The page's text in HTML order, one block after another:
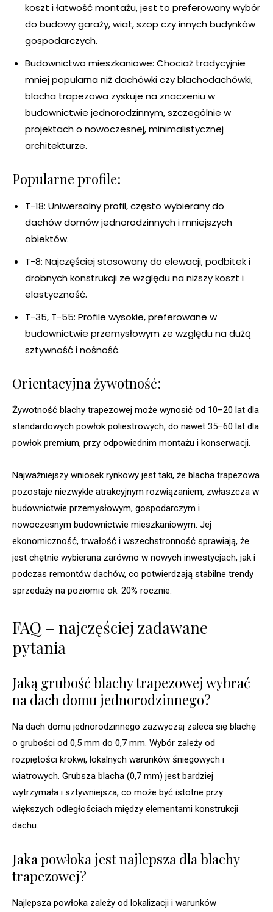
koszt i łatwość montażu, jest to preferowany wybór
do budowy garaży, wiat, szop czy innych budynków
gospodarczych.
Budownictwo mieszkaniowe: Chociaż tradycyjnie
mniej popularna niż dachówki czy blachodachówki,
blacha trapezowa zyskuje na znaczeniu w
budownictwie jednorodzinnym, szczególnie w
projektach o nowoczesnej, minimalistycznej
architekturze.
Popularne profile:
T-18: Uniwersalny profil, często wybierany do
dachów domów jednorodzinnych i mniejszych
obiektów.
T-8: Najczęściej stosowany do elewacji, podbitek i
drobnych konstrukcji ze względu na niższy koszt i
elastyczność.
T-35, T-55: Profile wysokie, preferowane w
budownictwie przemysłowym ze względu na dużą
sztywność i nośność.
Orientacyjna żywotność:
Żywotność blachy trapezowej może wynosić od 10–20 lat dla
standardowych powłok poliestrowych, do nawet 35–60 lat dla
powłok premium, przy odpowiednim montażu i konserwacji.
Najważniejszy wniosek rynkowy jest taki, że blacha trapezowa
pozostaje niezwykle atrakcyjnym rozwiązaniem, zwłaszcza w
budownictwie przemysłowym, gospodarczym i
nowoczesnym budownictwie mieszkaniowym. Jej
ekonomiczność, trwałość i wszechstronność sprawiają, że
jest chętnie wybierana zarówno w nowych inwestycjach, jak i
podczas remontów dachów, co potwierdzają stabilne trendy
sprzedaży na poziomie ok. 20% rocznie.
FAQ – najczęściej zadawane
pytania
Jaką grubość blachy trapezowej wybrać
na dach domu jednorodzinnego?
Na dach domu jednorodzinnego zazwyczaj zaleca się blachę
o grubości od 0,5 mm do 0,7 mm. Wybór zależy od
rozpiętości krokwi, lokalnych warunków śniegowych i
wiatrowych. Grubsza blacha (0,7 mm) jest bardziej
wytrzymała i sztywniejsza, co może być istotne przy
większych odległościach między elementami konstrukcji
dachu.
Jaka powłoka jest najlepsza dla blachy
trapezowej?
Najlepsza powłoka zależy od lokalizacji i warunków